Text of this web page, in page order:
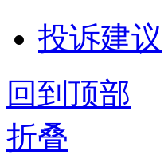
投诉建议
回到顶部
折叠